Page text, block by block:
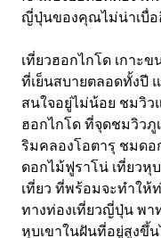
ญี่ปุ่นของคุณไม่น่าเบื่อ
เที่ยวฮอกไกโด เกา
ที่เย็นสบายตลอดทั้งปี
สนใจอยู่ไม่น้อย ชมวิ
ฮอกไกโด ที่จุดชมวิวภู
ริมคลองโอตารุ ชมด
ดอกไม้ฟูราโน่ เที่ยวหุ
เที่ยว ที่พร้อมจะทำให้
ทางท่องเที่ยวญี่ปุ่น พา
หุบเขาในฝันที่อยู่สูงขึ้